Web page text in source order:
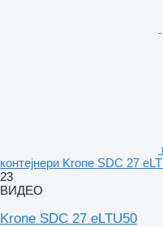
контејнери Krone SDC 27
23
ВИДЕО
Krone SDC 27 eLTU50